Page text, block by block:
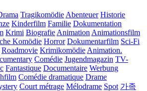
Tragikomödie Abenteuer Historie
Kinderfilm Familie Dokumentation
Krimi Biografie Animation Animationsfilm
Komödie Horror Dokumentarfilm Sci-Fi
Roadmovie Krimikomödie Animation.
Comédie Jugendmagazin TV-
Fantastique Documentaire Werbung
Comédie dramatique Drame
Court métrage Mélodrame Spot 가족